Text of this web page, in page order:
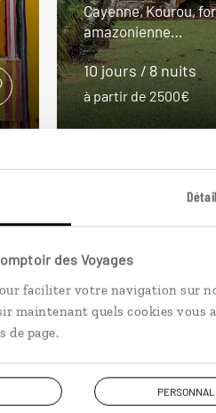
des Voyages
faciliter votre navigation sur
maintenant quels cookies
de page.
Cayenne, Kourou,
amazonienne…
10 jours / 8 nuits
à partir de 2500€
VOIR NOS 3 IDÉES DE